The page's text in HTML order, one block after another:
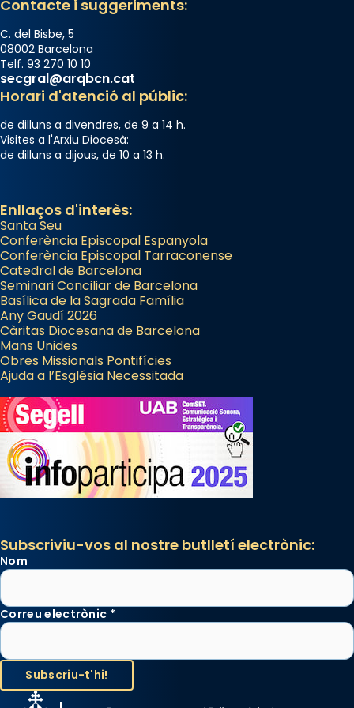
Contacte i suggeriments:
C. del Bisbe, 5
08002 Barcelona
Telf. 93 270 10 10
secgral@arqbcn.cat
Horari d'atenció al públic:
de dilluns a divendres, de 9 a 14 h.
Visites a l'Arxiu Diocesà:
de dilluns a dijous, de 10 a 13 h.
Enllaços d'interès:
Santa Seu
Conferència Episcopal Espanyola
Conferència Episcopal Tarraconense
Catedral de Barcelona
Seminari Conciliar de Barcelona
Basílica de la Sagrada Família
Any Gaudí 2026
Càritas Diocesana de Barcelona
Mans Unides
Obres Missionals Pontifícies
Ajuda a l’Església Necessitada
Subscriviu-vos al nostre butlletí electrònic:
Nom
Correu electrònic *